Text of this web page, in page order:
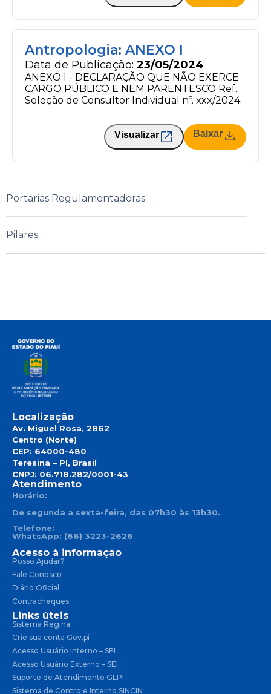
Antropologia: ANEXO I
Data de Publicação: 23/05/2024
ANEXO I - DECLARAÇÃO QUE NÃO EXERCE
CARGO PÚBLICO E NEM PARENTESCO Ref.:
Seleção de Consultor Individual nº. xxx/2024.
Visualizar Baixar
Portarias Regulamentadoras
Pilares
Localização
Av. Miguel Rosa, 2862
Centro (Norte)
CEP: 64000-480
Teresina – PI, Brasil
CNPJ: 06.718.282/0001-43
Atendimento
Horário:
De segunda a sexta-feira, das 07h30 às 13h30.
Telefone:
WhatsApp: (86) 3223-2626
Acesso à informação
Posso Ajudar?
Fale Conosco
Diário Oficial
Contracheques
Links úteis
Sistema Regina
Crie sua conta Gov.pi
Acesso Usuário Interno – SEI
Acesso Usuário Externo – SEI
Suporte de Atendimento GLPI
Sistema de Controle Interno SINCIN